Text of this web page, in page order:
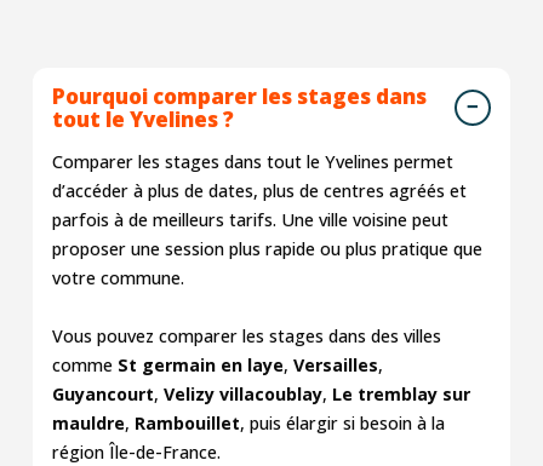
Pourquoi comparer les stages dans
tout le Yvelines ?
Comparer les stages dans tout le Yvelines permet
d’accéder à plus de dates, plus de centres agréés et
parfois à de meilleurs tarifs. Une ville voisine peut
proposer une session plus rapide ou plus pratique que
votre commune.
Vous pouvez comparer les stages dans des villes
comme St germain en laye, Versailles,
Guyancourt, Velizy villacoublay, Le tremblay sur
mauldre, Rambouillet, puis élargir si besoin à la
région Île-de-France.